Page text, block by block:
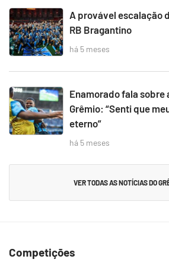
A provável escalação
RB Bragantino
há 5 meses
Enamorado fala sobre
Grêmio: “Senti que
eterno”
há 5 meses
VER TODAS AS NOTÍCIAS DO
Competições